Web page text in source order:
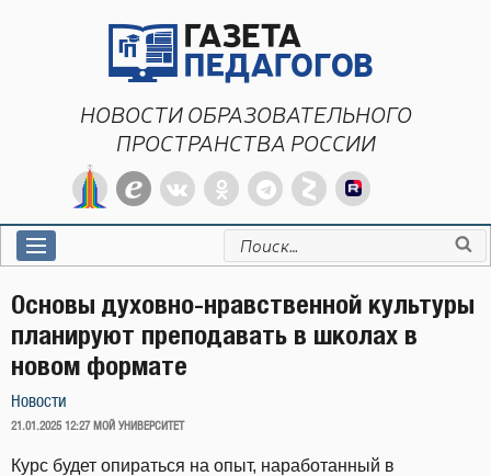
НОВОСТИ ОБРАЗОВАТЕЛЬНОГО
ПРОСТРАНСТВА РОССИИ
Искать:
Основы духовно-нравственной культуры
планируют преподавать в школах в
новом формате
Новости
ОПУБЛИКОВАНО
21.01.2025 12:27 МОЙ УНИВЕРСИТЕТ
Курс будет опираться на опыт, наработанный в